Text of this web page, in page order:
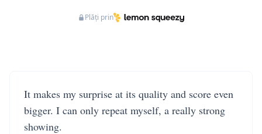
Plăți prin
It makes my surprise at its quality and score even
bigger. I can only repeat myself, a really strong
showing.